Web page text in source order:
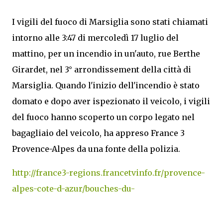
I vigili del fuoco di Marsiglia sono stati chiamati
intorno alle 3:47 di mercoledì 17 luglio del
mattino, per un incendio in un'auto, rue Berthe
Girardet, nel 3° arrondissement della città di
Marsiglia. Quando l'inizio dell'incendio è stato
domato e dopo aver ispezionato il veicolo, i vigili
del fuoco hanno scoperto un corpo legato nel
bagagliaio del veicolo, ha appreso France 3
Provence-Alpes da una fonte della polizia.
http://france3-regions.francetvinfo.fr/provence-
alpes-cote-d-azur/bouches-du-